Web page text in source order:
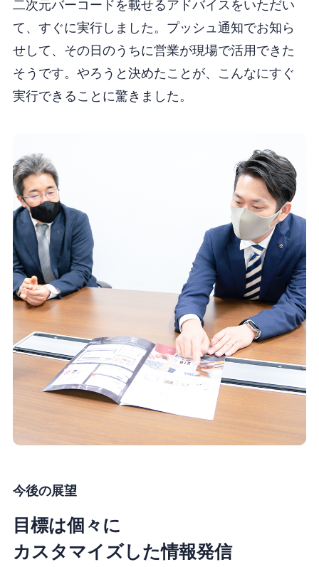
二次元バーコードを載せるアドバイスをいただい
て、すぐに実行しました。プッシュ通知でお知ら
せして、その日のうちに営業が現場で活用できた
そうです。やろうと決めたことが、こんなにすぐ
実行できることに驚きました。
今後の展望
目標は個々に
カスタマイズした情報発信